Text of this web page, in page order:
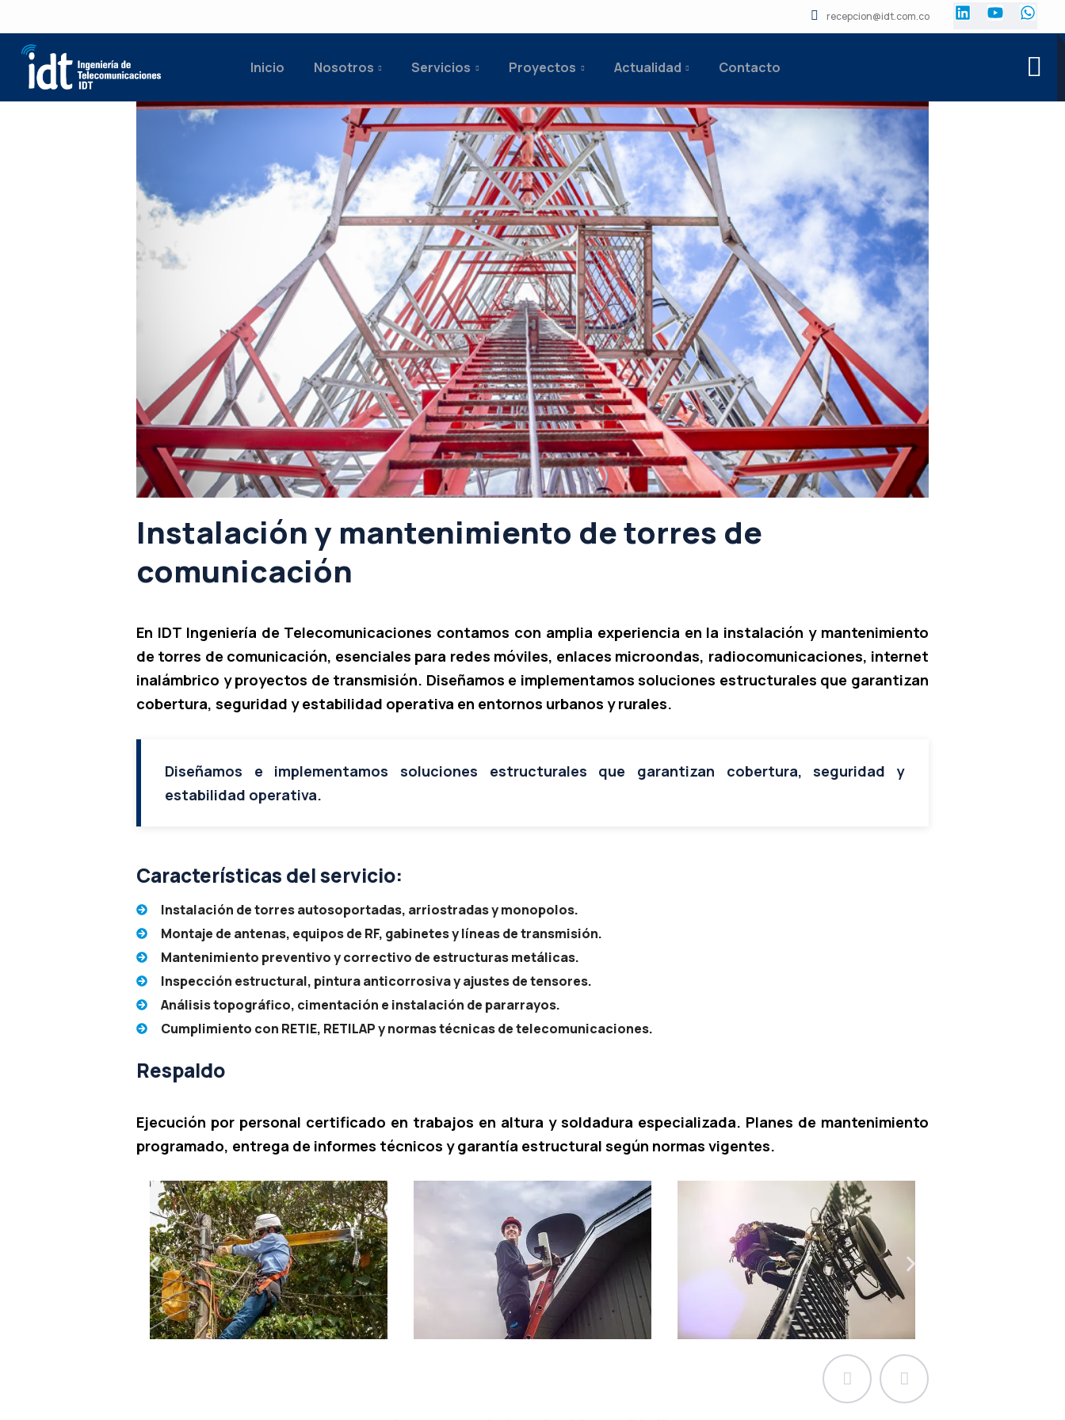
recepcion@idt.com.co
Inicio Nosotros Servicios Proyectos Actualidad Contacto
Instalación y mantenimiento de torres de
comunicación
En IDT Ingeniería de Telecomunicaciones contamos con amplia experiencia en la instalación y mantenimiento
de torres de comunicación, esenciales para redes móviles, enlaces microondas, radiocomunicaciones, internet
inalámbrico y proyectos de transmisión. Diseñamos e implementamos soluciones estructurales que garantizan
cobertura, seguridad y estabilidad operativa en entornos urbanos y rurales.
Diseñamos e implementamos soluciones estructurales que garantizan cobertura, seguridad y
estabilidad operativa.
Características del servicio:
Instalación de torres autosoportadas, arriostradas y monopolos.
Montaje de antenas, equipos de RF, gabinetes y líneas de transmisión.
Mantenimiento preventivo y correctivo de estructuras metálicas.
Inspección estructural, pintura anticorrosiva y ajustes de tensores.
Análisis topográfico, cimentación e instalación de pararrayos.
Cumplimiento con RETIE, RETILAP y normas técnicas de telecomunicaciones.
Respaldo
Ejecución por personal certificado en trabajos en altura y soldadura especializada. Planes de mantenimiento
programado, entrega de informes técnicos y garantía estructural según normas vigentes.